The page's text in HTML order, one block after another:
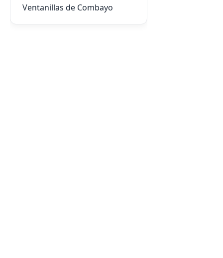
Ventanillas de Combayo